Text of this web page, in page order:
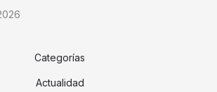
Categorías
Actualidad